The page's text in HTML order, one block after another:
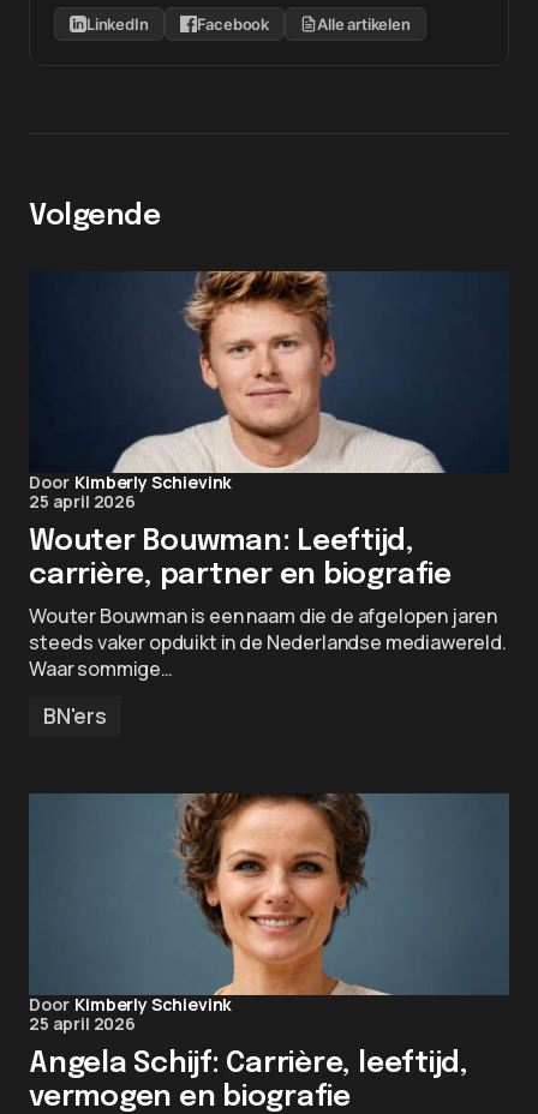
LinkedIn Facebook Alle artikelen
Volgende
Door Kimberly Schievink
25 april 2026
Wouter Bouwman: Leeftijd,
carrière, partner en biografie
Wouter Bouwman is een naam die de afgelopen jaren
steeds vaker opduikt in de Nederlandse mediawereld.
Waar sommige…
BN'ers
Door Kimberly Schievink
25 april 2026
Angela Schijf: Carrière, leeftijd,
vermogen en biografie